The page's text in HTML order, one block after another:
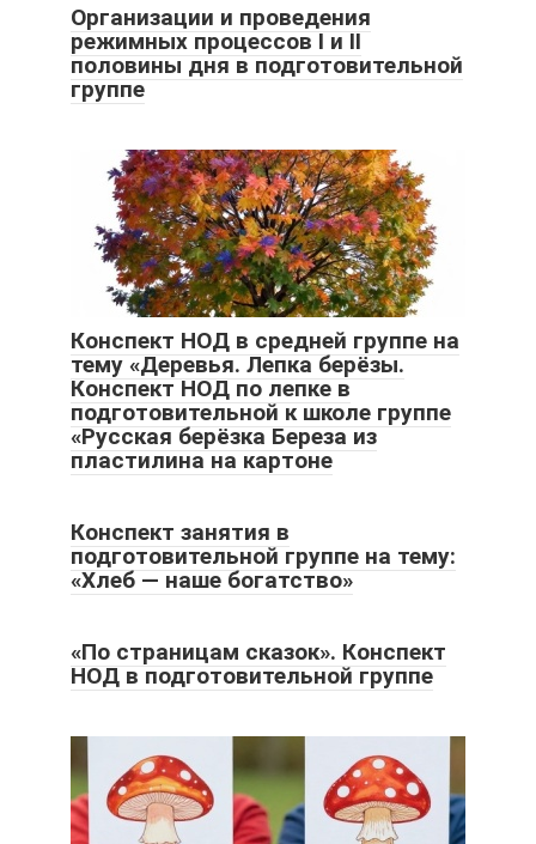
Организации и проведения
режимных процессов I и II
половины дня в подготовительной
группе
Конспект НОД в средней группе на
тему «Деревья. Лепка берёзы.
Конспект НОД по лепке в
подготовительной к школе группе
«Русская берёзка Береза из
пластилина на картоне
Конспект занятия в
подготовительной группе на тему:
«Хлеб — наше богатство»
«По страницам сказок». Конспект
НОД в подготовительной группе